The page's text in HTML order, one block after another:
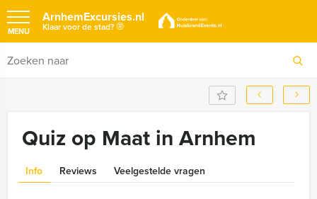
ArnhemExcursies.nl
Klaar voor de stad?®
MENU
Quiz op Maat in Arnhem
Info Reviews Veelgestelde vragen